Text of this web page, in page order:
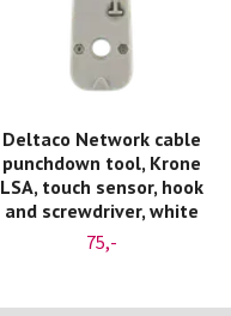
Deltaco Network cable
punchdown tool, Krone
LSA, touch sensor, hook
and screwdriver, white
75,-